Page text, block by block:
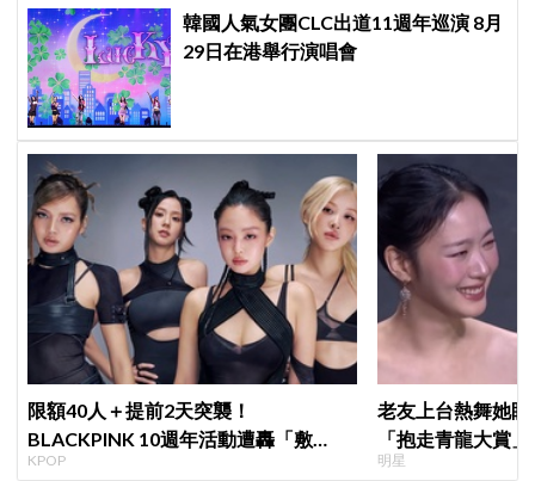
韓國人氣女團CLC出道11週年巡演 8月
29日在港舉行演唱會
限額40人＋提前2天突襲！
BLACKPINK 10週年活動遭轟「敷
衍」，YG急證實：4人確定完全體出席
KPOP
老友上台熱舞她
「抱走青龍大賞
「呀！」真情流
明星